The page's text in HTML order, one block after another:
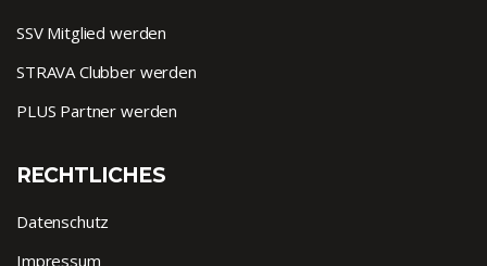
SSV Mitglied werden
STRAVA Clubber werden
PLUS Partner werden
RECHTLICHES
Datenschutz
Impressum